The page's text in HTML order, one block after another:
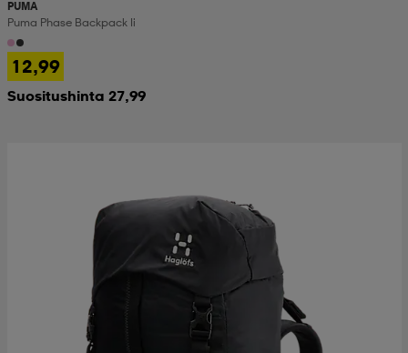
PUMA
Puma Phase Backpack Ii
12,99
Suositushinta 27,99